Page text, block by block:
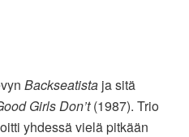
Backseatista ja sitä
Girls Don’t(1987). Trio
yhdessä vielä pitkään